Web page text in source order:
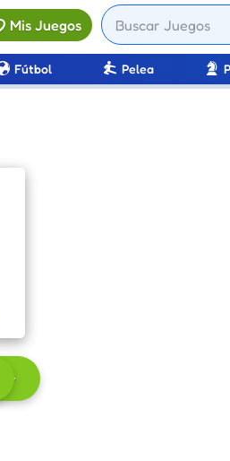
Mis Juegos
Fútbol Pelea